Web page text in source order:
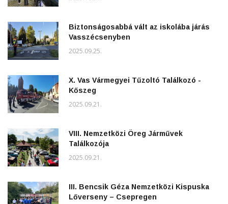
Biztonságosabbá vált az iskolába járás
Vasszécsenyben
2025.09.25.
X. Vas Vármegyei Tűzoltó Találkozó -
Kőszeg
2025.09.21.
VIII. Nemzetközi Öreg Járművek
Találkozója
2025.09.21.
III. Bencsik Géza Nemzetközi Kispuska
Lőverseny – Csepregen